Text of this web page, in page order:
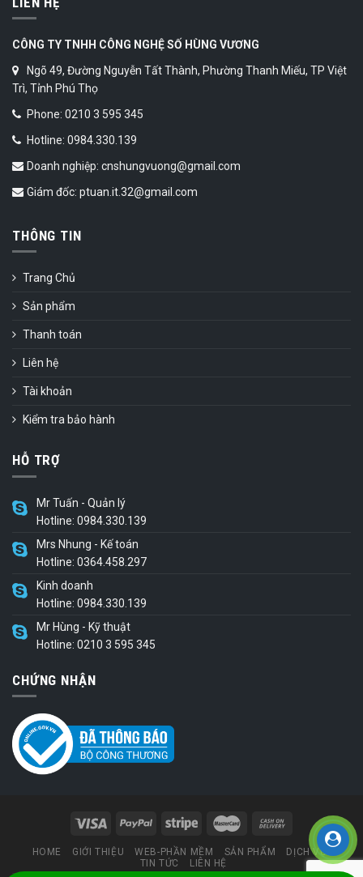
CÔNG TY TNHH CÔNG NGHỆ SỐ HÙNG VƯƠNG
Ngõ 49, Đường Nguyễn Tất Thành, Phường Thanh Miếu, TP Việt
Trì, Tỉnh Phú Thọ
Phone: 0210 3 595 345
Hotline: 0984.330.139
Doanh nghiệp: cnshungvuong@gmail.com
Giám đốc: ptuan.it.32@gmail.com
THÔNG TIN
Trang Chủ
Sản phẩm
Thanh toán
Liên hệ
Tài khoản
Kiểm tra bảo hành
HỖ TRỢ
Mr Tuấn - Quản lý
Hotline: 0984.330.139
Mrs Nhung - Kế toán
Hotline: 0364.458.297
Kinh doanh
Hotline: 0984.330.139
Mr Hùng - Kỹ thuật
Hotline: 0210 3 595 345
CHỨNG NHẬN
HOME GIỚI THIỆU WEB-PHẦN MỀM SẢN PHẨM
DỊCH VỤ
TIN TỨC
LIÊN HỆ